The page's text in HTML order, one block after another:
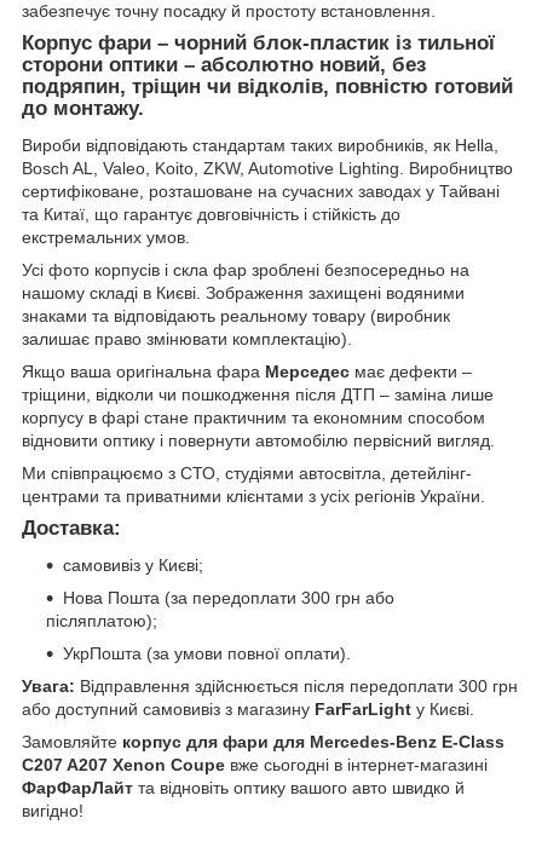
забезпечує точну посадку й простоту встановлення.
Корпус фари – чорний блок-пластик із тильної
сторони оптики – абсолютно новий, без
подряпин, тріщин чи відколів, повністю готовий
до монтажу.
Вироби відповідають стандартам таких виробників, як Hella,
Bosch AL, Valeo, Koito, ZKW, Automotive Lighting. Виробництво
сертифіковане, розташоване на сучасних заводах у Тайвані
та Китаї, що гарантує довговічність і стійкість до
екстремальних умов.
Усі фото корпусів і скла фар зроблені безпосередньо на
нашому складі в Києві. Зображення захищені водяними
знаками та відповідають реальному товару (виробник
залишає право змінювати комплектацію).
Якщо ваша оригінальна фара Мерседес має дефекти –
тріщини, відколи чи пошкодження після ДТП – заміна лише
корпусу в фарі стане практичним та економним способом
відновити оптику і повернути автомобілю первісний вигляд.
Ми співпрацюємо з СТО, студіями автосвітла, детейлінг-
центрами та приватними клієнтами з усіх регіонів України.
Доставка:
самовивіз у Києві;
Нова Пошта (за передоплати 300 грн або
післяплатою);
УкрПошта (за умови повної оплати).
Увага: Відправлення здійснюється після передоплати 300 грн
або доступний самовивіз з магазину FarFarLight у Києві.
Замовляйте корпус для фари для Mercedes-Benz E-Class
C207 A207 Xenon Coupe вже сьогодні в інтернет-магазині
ФарФарЛайт та відновіть оптику вашого авто швидко й
вигідно!